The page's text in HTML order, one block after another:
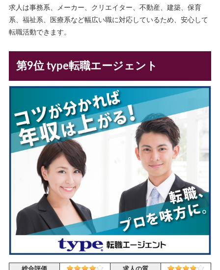
求人は事務系、メーカー、クリエイター、不動産、建築、保育
系、福祉系、医療系など幅広い職に対応しているため、安心して
転職活動できます。
第9位 type転職エージェント